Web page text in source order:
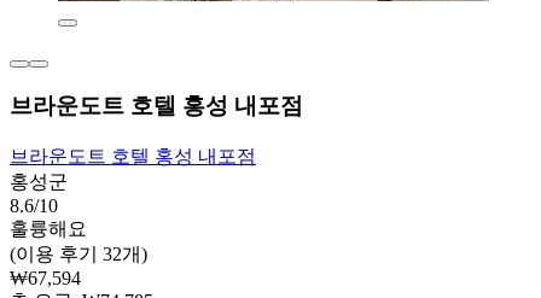
브라운도트 호텔 홍성 내포점
브라운도트 호텔 홍성 내포점
홍성군
8.6/10
훌륭해요
(이용 후기 32개)
₩67,594